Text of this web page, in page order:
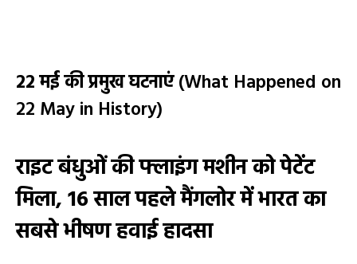
22 मई की प्रमुख घटनाएं(What Happened on
22 May in History)
राइट बंधुओं की फ्लाइंग मशीन को पेटेंट
मिला, 16 साल पहले मैंगलोर में भारत का
सबसे भीषण हवाई हादसा